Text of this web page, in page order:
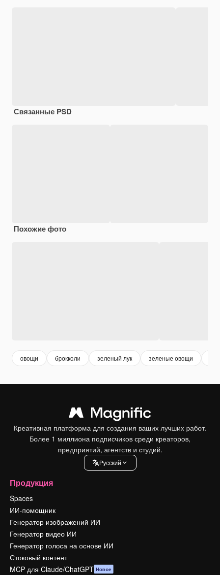
Связанные PSD
Похожие фото
овощи брокколи зеленый лук зеленые овощи
Креативная платформа для создания ваших лучших работ.
Более 1 миллиона подписчиков среди креаторов,
предприятий, агентств и студий.
Pусский
Продукция
Spaces
ИИ-помощник
Генератор изображений ИИ
Генератор видео ИИ
Генератор голоса на основе ИИ
Стоковый контент
MCP для Claude/ChatGPT Новое